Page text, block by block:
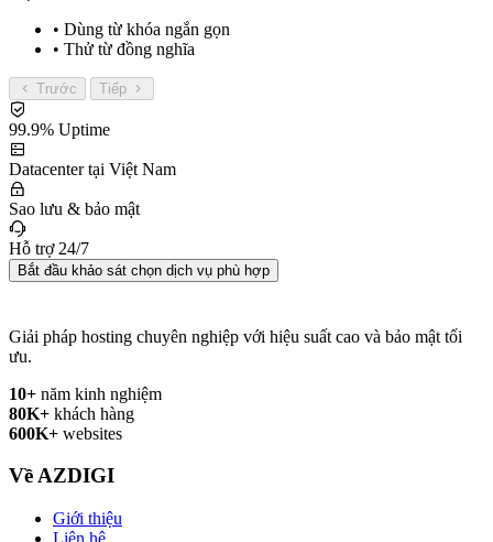
• Dùng từ khóa ngắn gọn
• Thử từ đồng nghĩa
Trước Tiếp
99.9% Uptime
Datacenter tại Việt Nam
Sao lưu & bảo mật
Hỗ trợ 24/7
Bắt đầu khảo sát chọn dịch vụ phù hợp
Giải pháp hosting chuyên nghiệp với hiệu suất cao và bảo mật tối
ưu.
10+ năm kinh nghiệm
80K+ khách hàng
600K+ websites
Về AZDIGI
Giới thiệu
Liên hệ